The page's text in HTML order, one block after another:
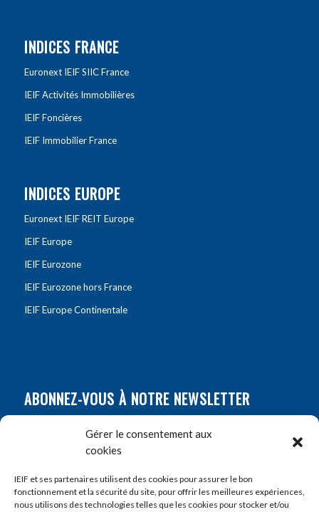
Gérer le consentement aux
cookies
IEIF et ses partenaires utilisent des cookies pour assurer le bon
fonctionnement et la sécurité du site, pour offrir les meilleures expériences,
nous utilisons des technologies telles que les cookies pour stocker et/ou
INDICES FRANCE
Euronext IEIF SIIC France
IEIF Activités Immobilières
IEIF Foncières
IEIF Immobilier France
INDICES EUROPE
Euronext IEIF REIT Europe
IEIF Europe
IEIF Eurozone
IEIF Eurozone hors France
IEIF Europe Continentale
ABONNEZ-VOUS À NOTRE NEWSLETTER
Prénom*